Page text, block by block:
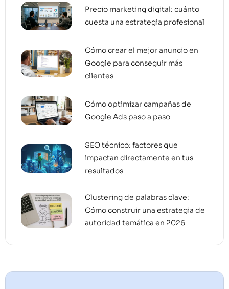
Precio marketing digital: cuánto
cuesta una estrategia profesional
Cómo crear el mejor anuncio en
Google para conseguir más
clientes
Cómo optimizar campañas de
Google Ads paso a paso
SEO técnico: factores que
impactan directamente en tus
resultados
Clustering de palabras clave:
Cómo construir una estrategia de
autoridad temática en 2026